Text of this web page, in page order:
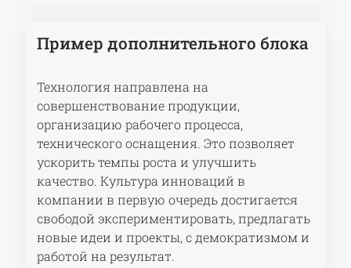
Пример дополнительного блока
Технология направлена на
совершенствование продукции,
организацию рабочего процесса,
технического оснащения. Это позволяет
ускорить темпы роста и улучшить
качество. Культура инноваций в
компании в первую очередь достигается
свободой экспериментировать, предлагать
новые идеи и проекты, с демократизмом и
работой на результат.